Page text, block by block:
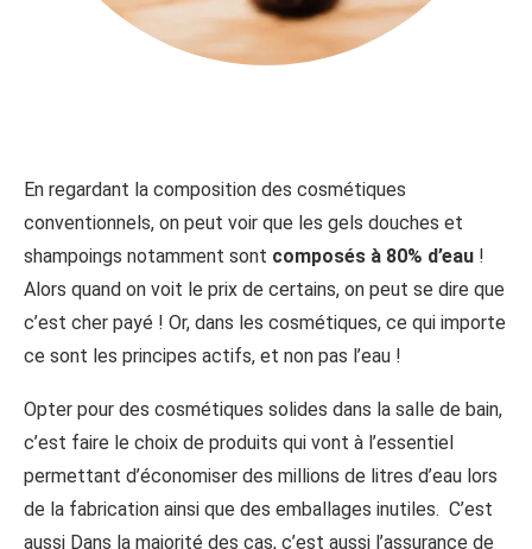
En regardant la composition des cosmétiques
conventionnels, on peut voir que les gels douches et
shampoings notamment sont composés à 80% d’eau !
Alors quand on voit le prix de certains, on peut se dire que
c’est cher payé ! Or, dans les cosmétiques, ce qui importe
ce sont les principes actifs, et non pas l’eau !
Opter pour des cosmétiques solides dans la salle de bain,
c’est faire le choix de produits qui vont à l’essentiel
permettant d’économiser des millions de litres d’eau lors
de la fabrication ainsi que des emballages inutiles. C’est
aussi Dans la majorité des cas, c’est aussi l’assurance de